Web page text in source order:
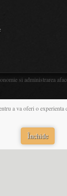
si administrarea
a va oferi o
Închide